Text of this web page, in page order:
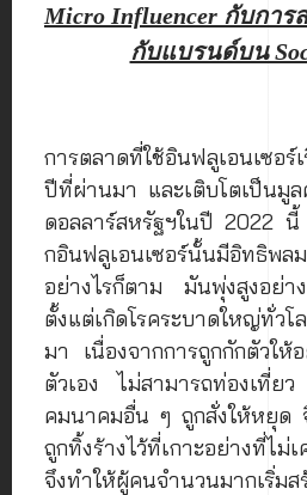
Micro Influencer กับการส
กับแบรนด์บน
การตลาดที่ใช้อินฟลูเอนเซอร์
ปีที่ผ่านมา และเติบโตเป็นมู
ดอลลาร์สหรัฐฯในปี 2022 นี้
กอินฟลูเอนเซอร์นั้นมีอิทธิพล
อย่างไรก็ตาม มันพุ่งสูงอย่า
ตั้งแต่เกิดโรคระบาดใหญ่ทั่
มา เนื่องจากการถูกกักตัวให้
ตัวเอง ไม่สามารถท่องเที่ย
คมนาคมอื่น ๆ ถูกสั่งให้หยุด
ถูกทิ้งร้างไว้ที่เกาะอย่างที่ไ
จึงทำให้ผู้คนจำนวนมากเริ่มส